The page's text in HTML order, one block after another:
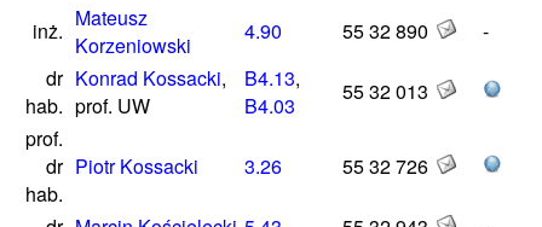
inż. Mateusz
Korzeniowski
4.90 55 32 890
-
dr
hab.
Konrad Kossacki,
prof. UW
B4.13,
B4.03
55 32 013
prof.
dr
hab.
Piotr Kossacki 3.26 55 32 726